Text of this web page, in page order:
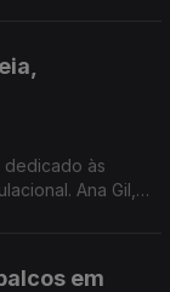
dedicado às
Ana Gil,
em